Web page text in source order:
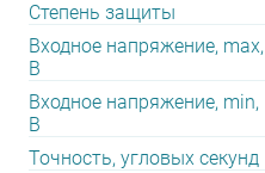
Степень защиты
Входное напряжение, max,
В
Входное напряжение, min,
В
Точность, угловых секунд